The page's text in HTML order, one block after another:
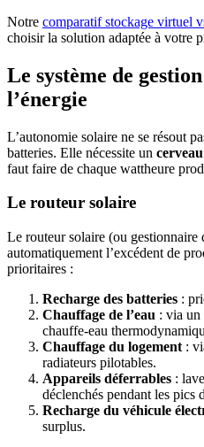
Notre comparatif stockage virtuel
choisir la solution adaptée à votre
Le système de
l’énergie
L’autonomie solaire ne se résout
batteries. Elle nécessite un cerveau
faut faire de chaque wattheure
Le routeur solaire
Le routeur solaire (ou gestionnaire
automatiquement l’excédent de
prioritaires :
Recharge des batteries :
Chauffage de l’eau : via un
chauffe-eau
Chauffage du logement :
radiateurs pilotables.
Appareils déferrables :
déclenchés pendant les pics
Recharge du véhicule
surplus.